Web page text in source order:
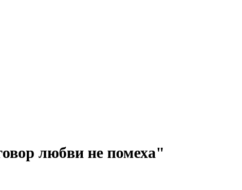
любви не помеха"